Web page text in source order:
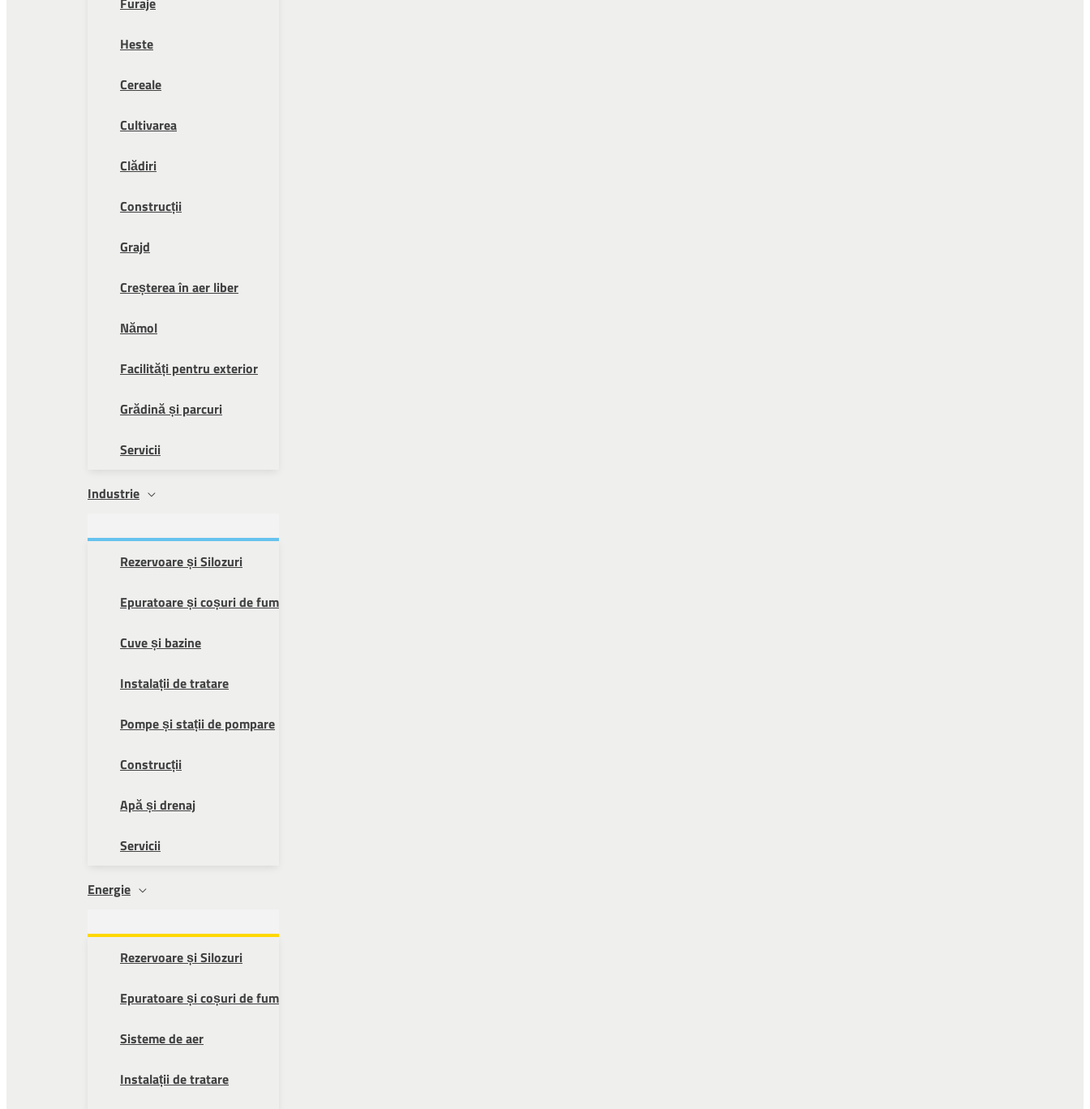
Heste
Cereale
Cultivarea
Clădiri
Construcții
Grajd
Creșterea în aer liber
Nămol
Facilități pentru exterior
Grădină și parcuri
Servicii
Industrie
Rezervoare și Silozuri
Epuratoare și coșuri de fum
Cuve și bazine
Instalații de tratare
Pompe și stații de pompare
Construcții
Apă și drenaj
Servicii
Energie
Rezervoare și Silozuri
Epuratoare și coșuri de fum
Sisteme de aer
Instalații de tratare